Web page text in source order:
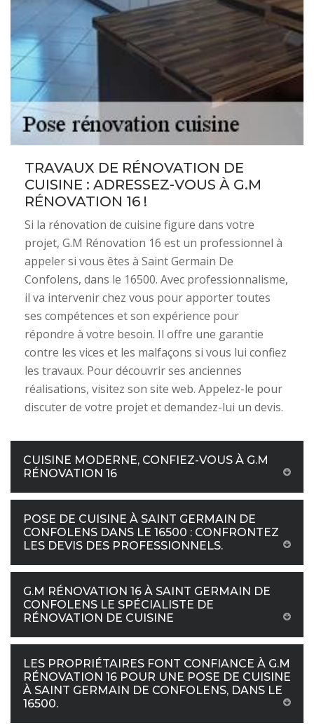
TRAVAUX DE RÉNOVATION DE
CUISINE : ADRESSEZ-VOUS À G.M
RÉNOVATION 16 !
Si la rénovation de cuisine figure dans votre
projet, G.M Rénovation 16 est un professionnel à
appeler si vous êtes à Saint Germain De
Confolens, dans le 16500. Avec professionnalisme,
il va intervenir chez vous pour apporter toutes
ses compétences et son expérience pour
répondre à votre besoin. Il offre une garantie
contre les vices et les malfaçons si vous lui confiez
les travaux. Pour découvrir ses anciennes
réalisations, visitez son site web. Appelez-le pour
discuter de votre projet et demandez-lui un devis.
CUISINE MODERNE, CONFIEZ-VOUS À G.M
RÉNOVATION 16
POSE DE CUISINE À SAINT GERMAIN DE
CONFOLENS DANS LE 16500 : CONFRONTEZ
LES DEVIS DES PROFESSIONNELS.
G.M RÉNOVATION 16 À SAINT GERMAIN DE
CONFOLENS LE SPÉCIALISTE DE
RÉNOVATION DE CUISINE
LES PROPRIÉTAIRES FONT CONFIANCE À G.M
RÉNOVATION 16 POUR UNE POSE DE CUISINE
À SAINT GERMAIN DE CONFOLENS, DANS LE
16500.